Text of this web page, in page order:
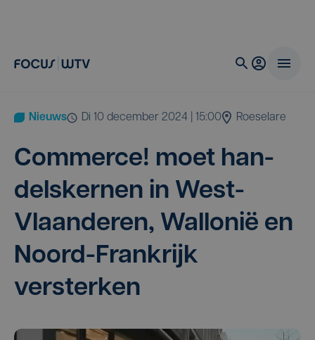
Nieuws di 10 december 2024 | 15:00 Roeselare
Com­mer­ce! moet han­
dels­ker­nen in West-
Vlaan­de­ren, Wal­lo­nië en
Noord-Frank­rijk
versterken